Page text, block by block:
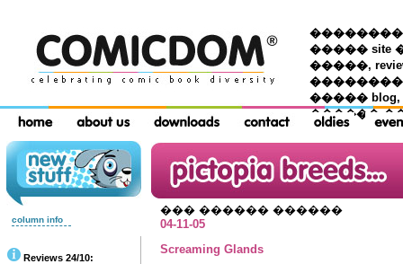
���������
����� site
�����,
����� blog,
������
column info
Reviews 24/10:
��� ������ ������
04-11-05
Screaming Glands